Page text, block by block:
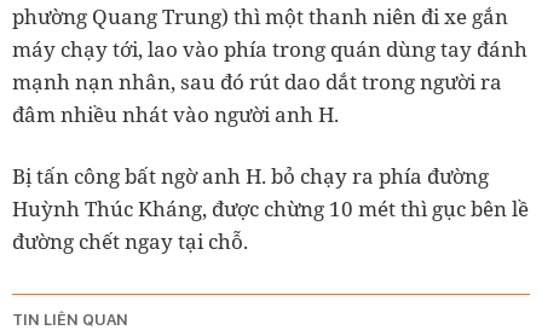
phường Quang Trung) thì một thanh niên đi xe gắn
máy chạy tới, lao vào phía trong quán dùng tay đánh
mạnh nạn nhân, sau đó rút dao dắt trong người ra
đâm nhiều nhát vào người anh H.
Bị tấn công bất ngờ anh H. bỏ chạy ra phía đường
Huỳnh Thúc Kháng, được chừng 10 mét thì gục bên lề
đường chết ngay tại chỗ.
TIN LIÊN QUAN